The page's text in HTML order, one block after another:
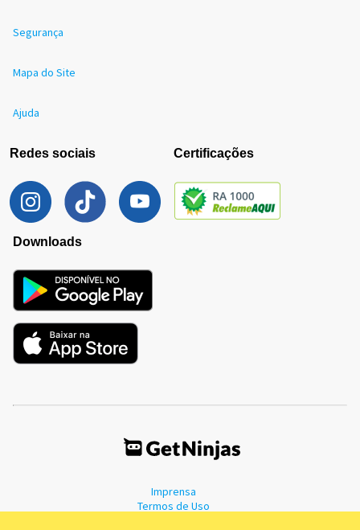
Segurança
Mapa do Site
Ajuda
Redes sociais Certificações
Downloads
Imprensa
Termos de Uso